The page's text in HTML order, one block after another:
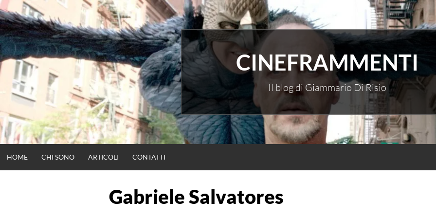
Vai
al
contenuto
CINEFRAMMENTI
Il blog di Giammario Di Risio
HOME CHI SONO ARTICOLI CONTATTI
Gabriele Salvatores